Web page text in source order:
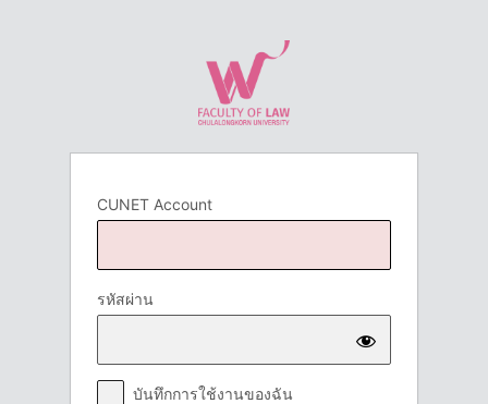
CUNET Account
รหัสผ่าน
บันทึกการใช้งานของฉัน